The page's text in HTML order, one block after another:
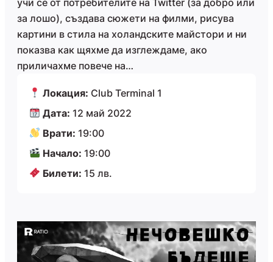
за лошо), създава сюжети на филми, рисува
картини в стила на холандските майстори и ни
показва как щяхме да изглеждаме, ако
приличахме повече на…
Локация: Club Terminal 1
Дата: 12 май 2022
Врати: 19:00
Начало: 19:00
Билети: 15 лв.